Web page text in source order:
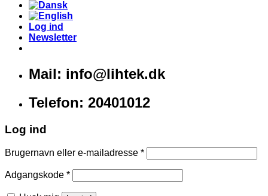
Log ind
Newsletter
Mail: info@lihtek.dk
Telefon: 20401012
Log ind
Brugernavn eller e-mailadresse *
Adgangskode *